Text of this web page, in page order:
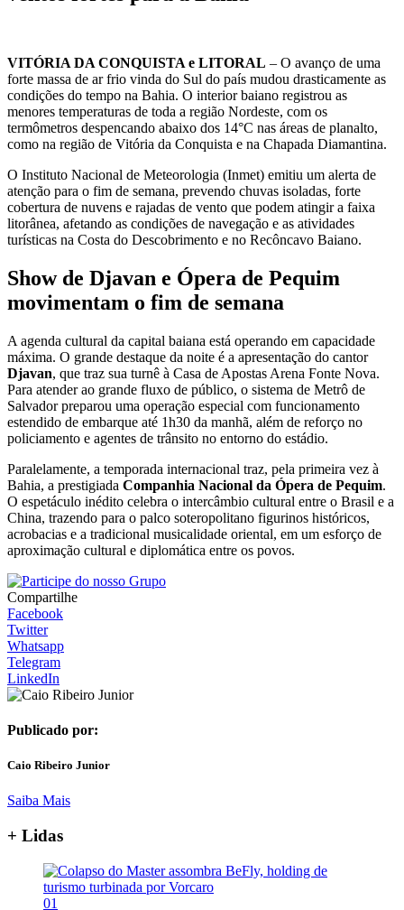
VITÓRIA DA CONQUISTA e LITORAL – O avanço de uma
forte massa de ar frio vinda do Sul do país mudou drasticamente as
condições do tempo na Bahia. O interior baiano registrou as
menores temperaturas de toda a região Nordeste, com os
termômetros despencando abaixo dos 14°C nas áreas de planalto,
como na região de Vitória da Conquista e na Chapada Diamantina.
O Instituto Nacional de Meteorologia (Inmet) emitiu um alerta de
atenção para o fim de semana, prevendo chuvas isoladas, forte
cobertura de nuvens e rajadas de vento que podem atingir a faixa
litorânea, afetando as condições de navegação e as atividades
turísticas na Costa do Descobrimento e no Recôncavo Baiano.
Show de Djavan e Ópera de Pequim
movimentam o fim de semana
A agenda cultural da capital baiana está operando em capacidade
máxima. O grande destaque da noite é a apresentação do cantor
Djavan, que traz sua turnê à Casa de Apostas Arena Fonte Nova.
Para atender ao grande fluxo de público, o sistema de Metrô de
Salvador preparou uma operação especial com funcionamento
estendido de embarque até 1h30 da manhã, além de reforço no
policiamento e agentes de trânsito no entorno do estádio.
Paralelamente, a temporada internacional traz, pela primeira vez à
Bahia, a prestigiada Companhia Nacional da Ópera de Pequim.
O espetáculo inédito celebra o intercâmbio cultural entre o Brasil e a
China, trazendo para o palco soteropolitano figurinos históricos,
acrobacias e a tradicional musicalidade oriental, em um esforço de
aproximação cultural e diplomática entre os povos.
Compartilhe
Facebook
Twitter
Whatsapp
Telegram
LinkedIn
Publicado por:
Caio Ribeiro Junior
Saiba Mais
+ Lidas
01